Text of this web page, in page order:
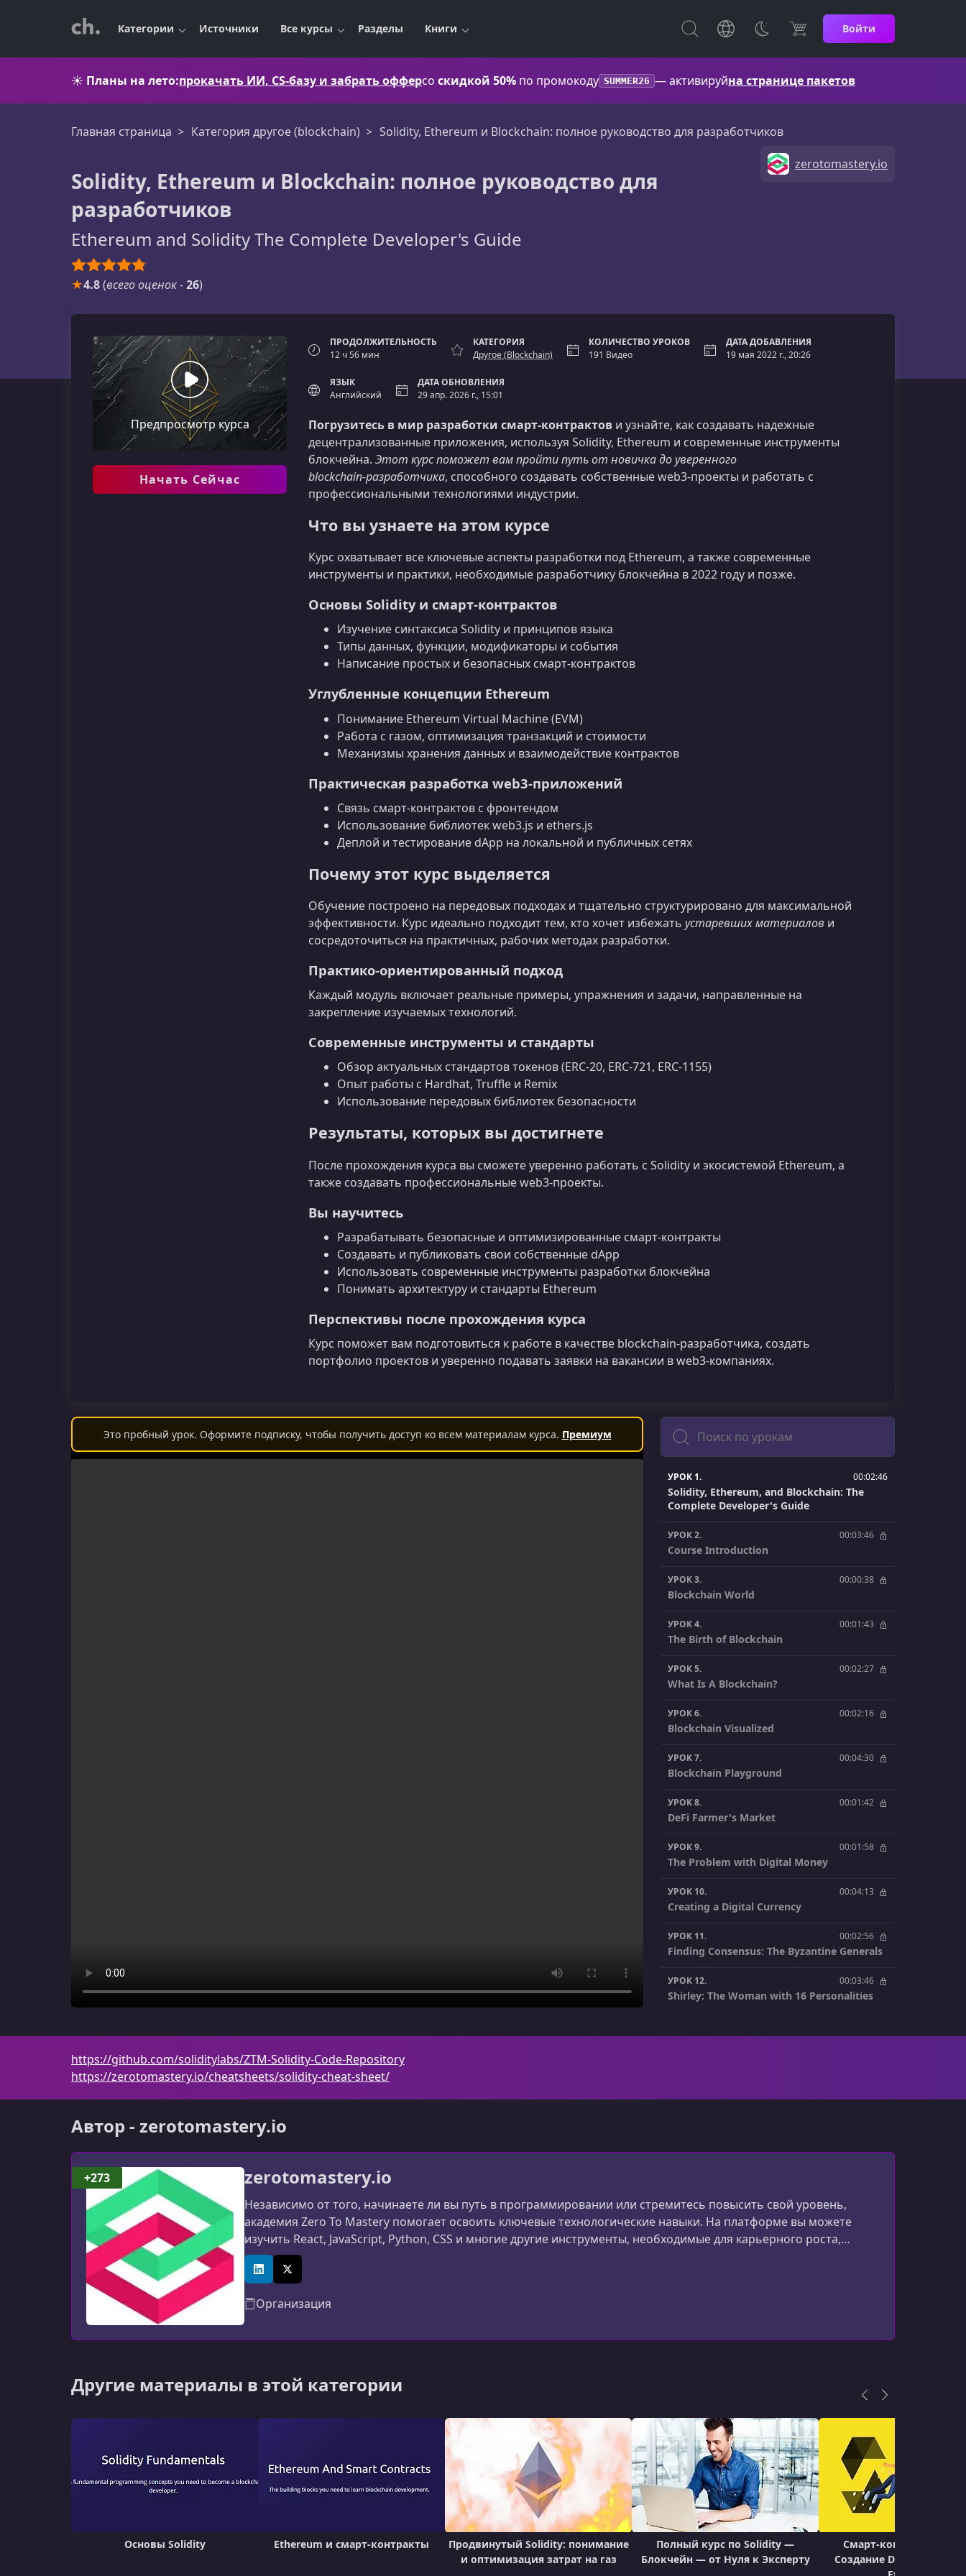
Категории Источники Все курсы Разделы Книги Войти
☀️ Планы на лето:прокачать ИИ, CS-базу и забрать офферсо скидкой 50% по промокоду SUMMER26 — активируйна странице пакетов
Главная страница Категория другоe (blockchain) Solidity, Ethereum и Blockchain: полное руководство для разработчиков
Solidity, Ethereum и Blockchain: полное руководство для
разработчиков
Ethereum and Solidity The Complete Developer's Guide
zerotomastery.io
★4.8(всего оценок-26)
Предпросмотр курса
Начать Сейчас
ПРОДОЛЖИТЕЛЬНОСТЬ
12 ч 56 мин
КАТЕГОРИЯ
Другоe (Blockchain)
КОЛИЧЕСТВО УРОКОВ
191 Видео
ДАТА ДОБАВЛЕНИЯ
19 мая 2022 г., 20:26
ЯЗЫК
Английский
ДАТА ОБНОВЛЕНИЯ
29 апр. 2026 г., 15:01
Погрузитесь в мир разработки смарт‑контрактов и узнайте, как создавать надежные
децентрализованные приложения, используя Solidity, Ethereum и современные инструменты
блокчейна. Этот курс поможет вам пройти путь от новичка до уверенного
blockchain‑разработчика, способного создавать собственные web3‑проекты и работать с
профессиональными технологиями индустрии.
Что вы узнаете на этом курсе
Курс охватывает все ключевые аспекты разработки под Ethereum, а также современные
инструменты и практики, необходимые разработчику блокчейна в 2022 году и позже.
Основы Solidity и смарт‑контрактов
Изучение синтаксиса Solidity и принципов языка
Типы данных, функции, модификаторы и события
Написание простых и безопасных смарт‑контрактов
Углубленные концепции Ethereum
Понимание Ethereum Virtual Machine (EVM)
Работа с газом, оптимизация транзакций и стоимости
Механизмы хранения данных и взаимодействие контрактов
Практическая разработка web3‑приложений
Связь смарт‑контрактов с фронтендом
Использование библиотек web3.js и ethers.js
Деплой и тестирование dApp на локальной и публичных сетях
Почему этот курс выделяется
Обучение построено на передовых подходах и тщательно структурировано для максимальной
эффективности. Курс идеально подходит тем, кто хочет избежать устаревших материалов и
сосредоточиться на практичных, рабочих методах разработки.
Практико‑ориентированный подход
Каждый модуль включает реальные примеры, упражнения и задачи, направленные на
закрепление изучаемых технологий.
Современные инструменты и стандарты
Обзор актуальных стандартов токенов (ERC‑20, ERC‑721, ERC‑1155)
Опыт работы с Hardhat, Truffle и Remix
Использование передовых библиотек безопасности
Результаты, которых вы достигнете
После прохождения курса вы сможете уверенно работать с Solidity и экосистемой Ethereum, а
также создавать профессиональные web3‑проекты.
Вы научитесь
Разрабатывать безопасные и оптимизированные смарт‑контракты
Создавать и публиковать свои собственные dApp
Использовать современные инструменты разработки блокчейна
Понимать архитектуру и стандарты Ethereum
Перспективы после прохождения курса
Курс поможет вам подготовиться к работе в качестве blockchain‑разработчика, создать
портфолио проектов и уверенно подавать заявки на вакансии в web3‑компаниях.
Это пробный урок. Оформите подписку, чтобы получить доступ ко всем материалам курса. Премиум
Поиск
УРОК 1. 00:02:46
Solidity, Ethereum, and Blockchain: The
Complete Developer's Guide
УРОК 2. 00:03:46
Course Introduction
УРОК 3. 00:00:38
Blockchain World
УРОК 4. 00:01:43
The Birth of Blockchain
УРОК 5. 00:02:27
What Is A Blockchain?
УРОК 6. 00:02:16
Blockchain Visualized
УРОК 7. 00:04:30
Blockchain Playground
УРОК 8. 00:01:42
DeFi Farmer's Market
УРОК 9. 00:01:58
The Problem with Digital Money
УРОК 10. 00:04:13
Creating a Digital Currency
УРОК 11. 00:02:56
Finding Consensus: The Byzantine Generals
УРОК 12. 00:03:46
Shirley: The Woman with 16 Personalities
Mining
УРОК 17. 00:04:17
Smart Contracts
УРОК 18. 00:02:32
00:04:41
УРОК 22. 00:03:53
Smart Contract Visualization
УРОК 23. 00:05:28
УРОК 24.
Architecture of a Typical DApp
https://github.com/soliditylabs/ZTM-Solidity-Code-Repository
https://zerotomastery.io/cheatsheets/solidity-cheat-sheet/
Автор - zerotomastery.io
zerotomastery.io
Независимо от того, начинаете ли вы путь в программировании или стремитесь повысить свой уровень,
академия Zero To Mastery помогает освоить ключевые технологические навыки. На платформе вы можете
изучить React, JavaScript, Python, CSS и многие другие инструменты, необходимые для карьерного роста,
успешного трудоустройства и достижения результатов в ведущих компаниях.
LinkedInX (Twitter)
Организация
+273
Другие материалы в этой категории
Основы Solidity Ethereum и смарт-контракты
Продвинутый Solidity: понимание
и оптимизация затрат на газ
Полный курс по Solidity —
Блокчейн — от Нуля к Эксперту
Смарт-контракты
Создание DApps в